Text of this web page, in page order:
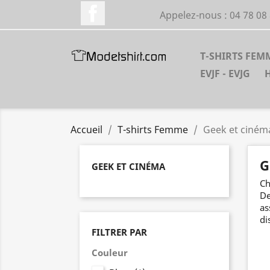
Appelez-nous : 04 78 08
T-SHIRTS
EVJF - EVJG
Accueil T-shirts Femme Geek et
GEEK ET CINÉMA
FILTRER PAR
Couleur